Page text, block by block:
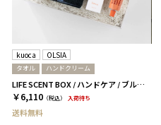
kuoca OLSIA
タオル ハンドクリーム
LIFE SCENT BOX / ハンドケア / ブルー＆ピンク
￥6,110 （税込） 入荷待ち
送料無料